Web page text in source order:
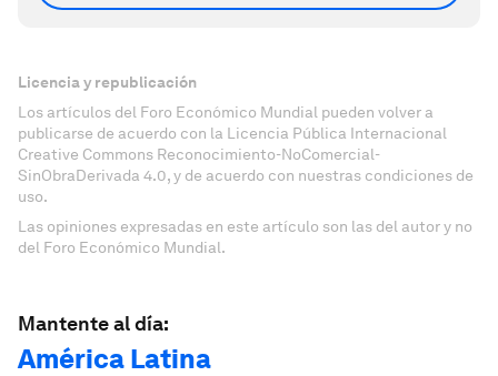
Licencia y republicación
Los artículos del Foro Económico Mundial pueden volver a
publicarse de acuerdo con la Licencia Pública Internacional
Creative Commons Reconocimiento-NoComercial-
SinObraDerivada 4.0, y de acuerdo con nuestras condiciones de
uso.
Las opiniones expresadas en este artículo son las del autor y no
del Foro Económico Mundial.
Mantente al día:
América Latina